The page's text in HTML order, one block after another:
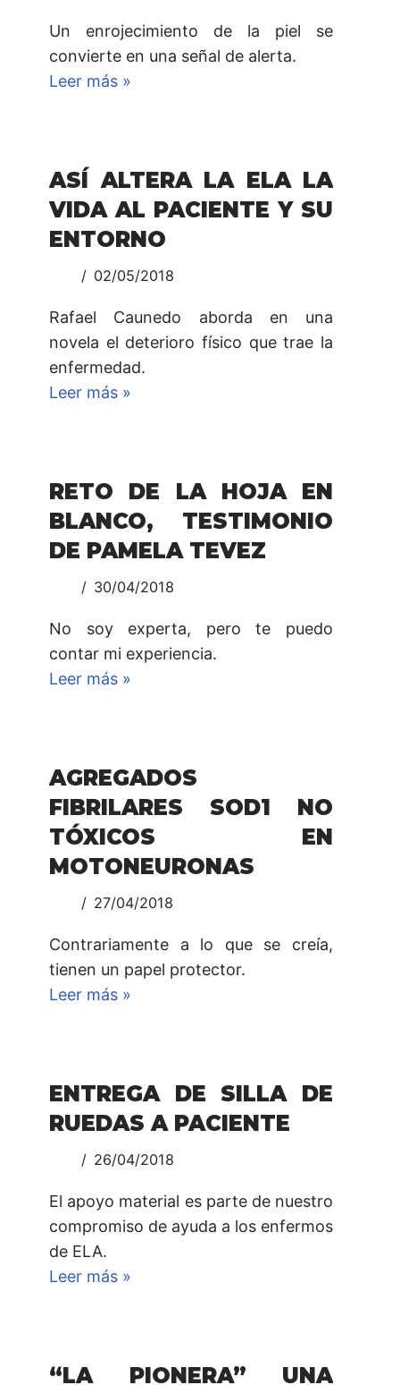
Un enrojecimiento de la piel se
convierte en una señal de alerta.
Leer más »
ASÍ ALTERA LA ELA LA
VIDA AL PACIENTE Y SU
ENTORNO
02/05/2018
Rafael Caunedo aborda en una
novela el deterioro físico que trae la
enfermedad.
Leer más »
RETO DE LA HOJA EN
BLANCO, TESTIMONIO
DE PAMELA TEVEZ
30/04/2018
No soy experta, pero te puedo
contar mi experiencia.
Leer más »
AGREGADOS
FIBRILARES SOD1 NO
TÓXICOS EN
MOTONEURONAS
27/04/2018
Contrariamente a lo que se creía,
tienen un papel protector.
Leer más »
ENTREGA DE SILLA DE
RUEDAS A PACIENTE
26/04/2018
El apoyo material es parte de nuestro
compromiso de ayuda a los enfermos
de ELA.
Leer más »
“LA PIONERA” UNA